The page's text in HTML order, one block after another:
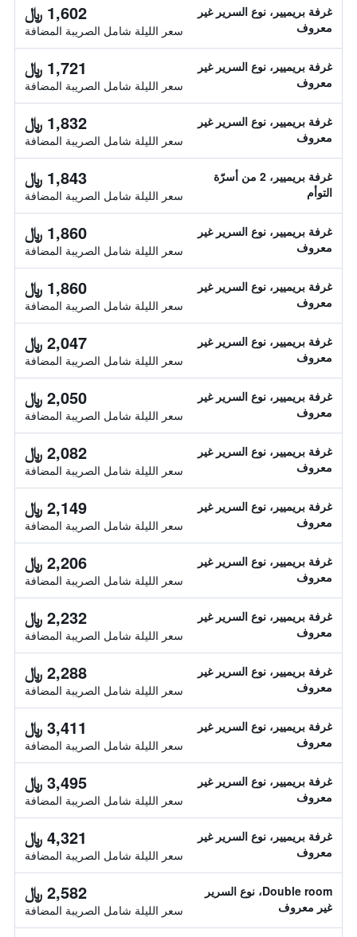
غرفة بريميير، نوع السرير غير
معروف
1,602 ﷼
سعر الليلة شامل الصريبة المضافة
غرفة بريميير، نوع السرير غير
معروف
1,721 ﷼
سعر الليلة شامل الصريبة المضافة
غرفة بريميير، نوع السرير غير
معروف
1,832 ﷼
سعر الليلة شامل الصريبة المضافة
غرفة بريميير، 2 من أسرّة
التوأم
1,843 ﷼
سعر الليلة شامل الصريبة المضافة
غرفة بريميير، نوع السرير غير
معروف
1,860 ﷼
سعر الليلة شامل الصريبة المضافة
غرفة بريميير، نوع السرير غير
معروف
1,860 ﷼
سعر الليلة شامل الصريبة المضافة
غرفة بريميير، نوع السرير غير
معروف
2,047 ﷼
سعر الليلة شامل الصريبة المضافة
غرفة بريميير، نوع السرير غير
معروف
2,050 ﷼
سعر الليلة شامل الصريبة المضافة
غرفة بريميير، نوع السرير غير
معروف
2,082 ﷼
سعر الليلة شامل الصريبة المضافة
غرفة بريميير، نوع السرير غير
معروف
2,149 ﷼
سعر الليلة شامل الصريبة المضافة
غرفة بريميير، نوع السرير غير
معروف
2,206 ﷼
سعر الليلة شامل الصريبة المضافة
غرفة بريميير، نوع السرير غير
معروف
2,232 ﷼
سعر الليلة شامل الصريبة المضافة
غرفة بريميير، نوع السرير غير
معروف
2,288 ﷼
سعر الليلة شامل الصريبة المضافة
غرفة بريميير، نوع السرير غير
معروف
3,411 ﷼
سعر الليلة شامل الصريبة المضافة
غرفة بريميير، نوع السرير غير
معروف
3,495 ﷼
سعر الليلة شامل الصريبة المضافة
غرفة بريميير، نوع السرير غير
معروف
4,321 ﷼
سعر الليلة شامل الصريبة المضافة
Double room، نوع السرير
غير معروف
2,582 ﷼
سعر الليلة شامل الصريبة المضافة